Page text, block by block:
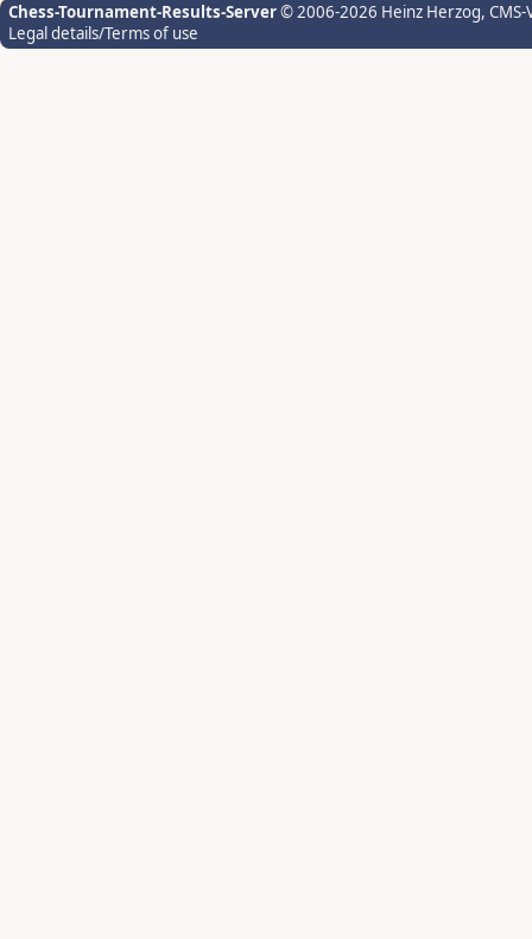
Chess-Tournament-Results-Server© 2006-2026 Heinz Herzog,
Legal details/Terms of use